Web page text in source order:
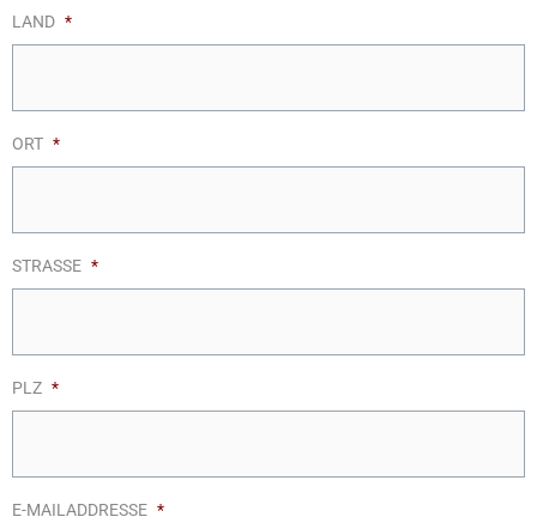
LAND *
ORT *
STRASSE *
PLZ *
E-MAILADDRESSE *